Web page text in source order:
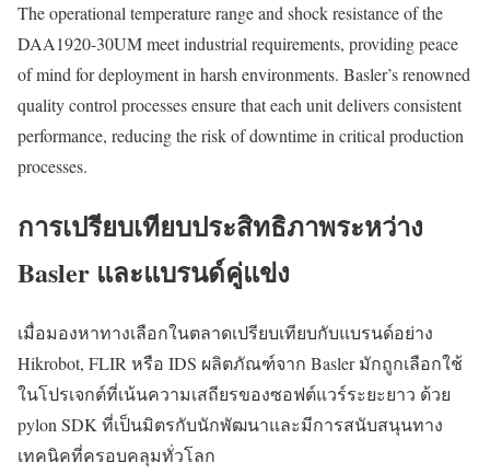
The operational temperature range and shock resistance of the
DAA1920-30UM meet industrial requirements, providing peace
of mind for deployment in harsh environments. Basler’s renowned
quality control processes ensure that each unit delivers consistent
performance, reducing the risk of downtime in critical production
processes.
การเปรียบเทียบประสิทธิภาพระหว่าง
Basler และแบรนด์คู่แข่ง
เมื่อมองหาทางเลือกในตลาดเปรียบเทียบกับแบรนด์อย่าง
Hikrobot, FLIR หรือ IDS ผลิตภัณฑ์จาก Basler มักถูกเลือกใช้
ในโปรเจกต์ที่เน้นความเสถียรของซอฟต์แวร์ระยะยาว ด้วย
pylon SDK ที่เป็นมิตรกับนักพัฒนาและมีการสนับสนุนทาง
เทคนิคที่ครอบคลุมทั่วโลก